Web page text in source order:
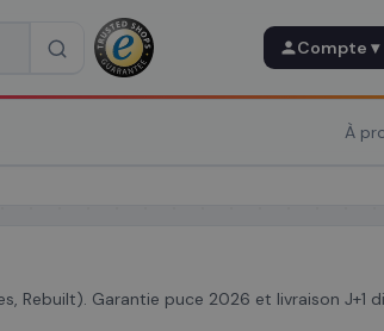
Compte ▾
À
Rebuilt). Garantie puce 2026 et livraison J+1